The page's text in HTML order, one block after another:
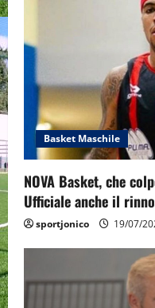
a
n
Basket Maschile
NOVA Basket, che
Ufficiale anche il
sportjonico 19/07/